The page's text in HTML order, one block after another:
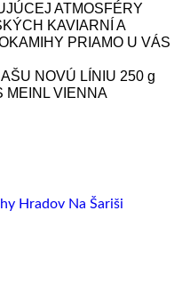
ATMOSFÉRY
KAVIARNÍ A
PRIAMO U VÁS
NOVÚ LÍNIU 250 g
MEINL VIENNA